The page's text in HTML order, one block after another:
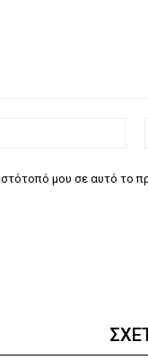
μου σε αυτό το